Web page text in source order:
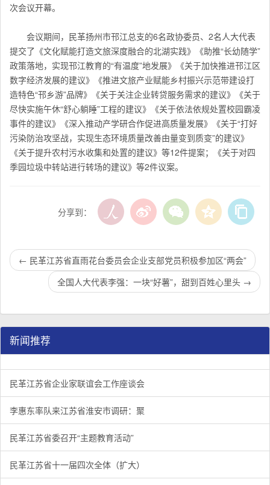
次会议开幕。
会议期间， 民革扬州市邗江总支的6名政协委员、2名人大代表
提交了《文化赋能打造文旅深度融合的北湖实践》《助推“长幼随学”
政策落地，实现邗江教育的“有温度”地发展》《关于加快推进邗江区
数字经济发展的建议》《推进文旅产业赋能乡村振兴示范带建设打
造特色“邗乡游”品牌》《关于关注企业转贷服务需求的建议》《关于
尽快实施午休“舒心躺睡”工程的建议》《关于依法依规处置校园霸凌
事件的建议》《深入推动产学研合作促进高质量发展》《关于“打好
污染防治攻坚战，实现生态环境质量改善由量变到质变”的建议》
《关于提升农村污水收集和处置的建议》等12件提案；《关于对四
季园垃圾中转站进行转场的建议》等2件议案。
分享到：
← 民革江苏省直雨花台委员会企业支部党员积极参加区“两会”
全国人大代表李强：一块“好薯”，甜到百姓心里头 →
新闻推荐
民革江苏省企业家联谊会工作座谈会在宁召开
1/3 李惠东率队来江苏省淮安市调研：聚焦民革党员之家建设管
2/3 民革江苏省委召开“主题教育活动” 领导班子民主生活会
3/3
民革江苏省企业家联谊会工作座谈会
李惠东率队来江苏省淮安市调研：聚
民革江苏省委召开“主题教育活动”
民革江苏省十一届四次全体（扩大）